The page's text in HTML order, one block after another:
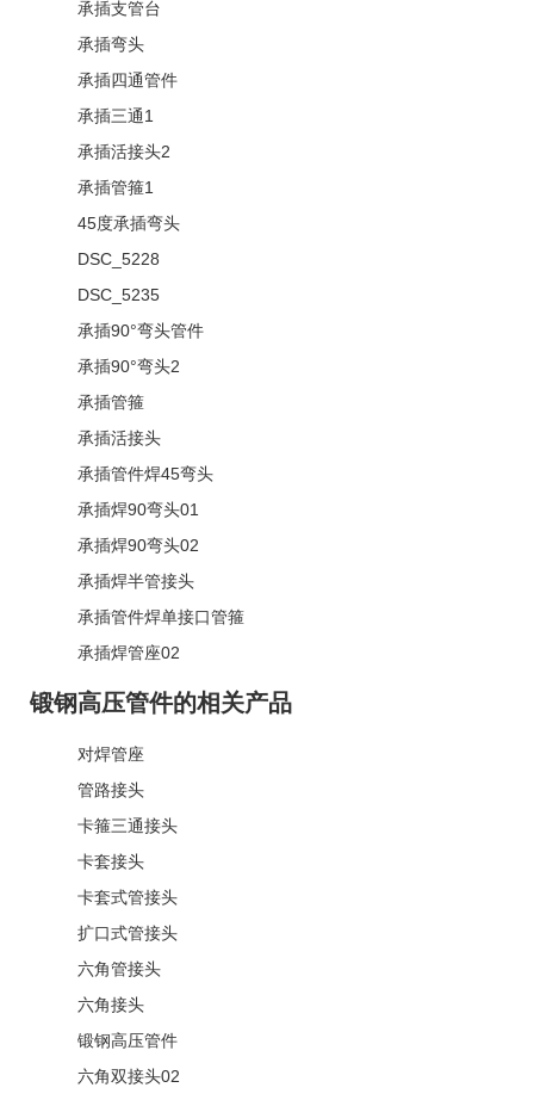
承插支管台
承插弯头
承插四通管件
承插三通1
承插活接头2
承插管箍1
45度承插弯头
DSC_5228
DSC_5235
承插90°弯头管件
承插90°弯头2
承插管箍
承插活接头
承插管件焊45弯头
承插焊90弯头01
承插焊90弯头02
承插焊半管接头
承插管件焊单接口管箍
承插焊管座02
锻钢高压管件的相关产品
对焊管座
管路接头
卡箍三通接头
卡套接头
卡套式管接头
扩口式管接头
六角管接头
六角接头
锻钢高压管件
六角双接头02